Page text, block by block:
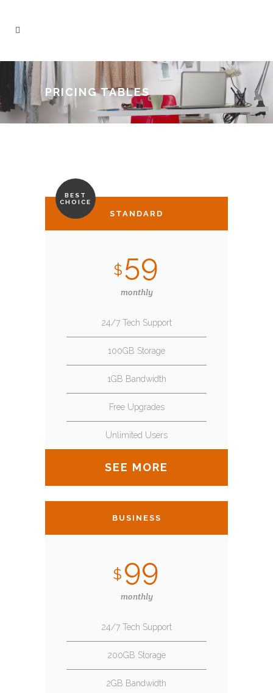
PRICING TABLES
BEST
CHOICE
STANDARD
$ 59
monthly
24/7 Tech Support
100GB Storage
1GB Bandwidth
Free Upgrades
Unlimited Users
SEE MORE
BUSINESS
$ 99
monthly
24/7 Tech Support
200GB Storage
2GB Bandwidth